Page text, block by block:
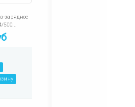
зарядное